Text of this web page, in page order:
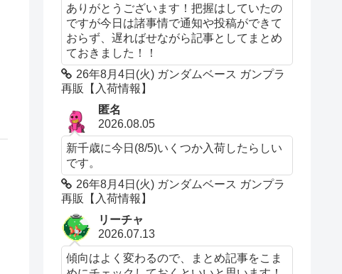
ありがとうございます！把握はしていたの
ですが今日は諸事情で通知や投稿ができて
おらず、遅ればせながら記事としてまとめ
ておきました！！
26年8月4日(火) ガンダムベース ガンプラ
再販【入荷情報】
匿名
2026.08.05
新千歳に今日(8/5)いくつか入荷したらしい
です。
26年8月4日(火) ガンダムベース ガンプラ
再販【入荷情報】
リーチャ
2026.07.13
傾向はよく変わるので、まとめ記事をこま